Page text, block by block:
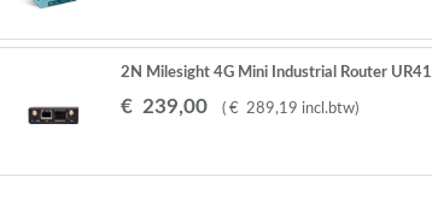
2N Milesight 4G Mini Industrial Router UR41
€ 239,00 ( € 289,19 incl.btw)